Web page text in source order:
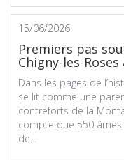
15/06/2026
Premiers pas
Chigny-les-
Dans les pages de
se lit comme une
contreforts de la
compte que 550
de...